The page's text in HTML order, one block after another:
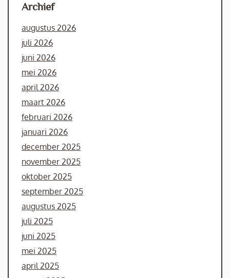
Archief
augustus 2026
juli 2026
juni 2026
mei 2026
april 2026
maart 2026
februari 2026
januari 2026
december 2025
november 2025
oktober 2025
september 2025
augustus 2025
juli 2025
juni 2025
mei 2025
april 2025